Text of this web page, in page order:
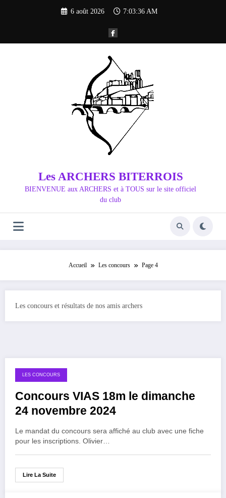
6 août 2026 7:03:37 AM
Les ARCHERS BITERROIS
BIENVENUE aux ARCHERS et à TOUS sur le site officiel
du club
Accueil Les concours Page 4
Les concours et résultats de nos amis archers
LES CONCOURS
Concours VIAS 18m le dimanche
24 novembre 2024
Le mandat du concours sera affiché au club avec une fiche
pour les inscriptions. Olivier…
Lire La Suite